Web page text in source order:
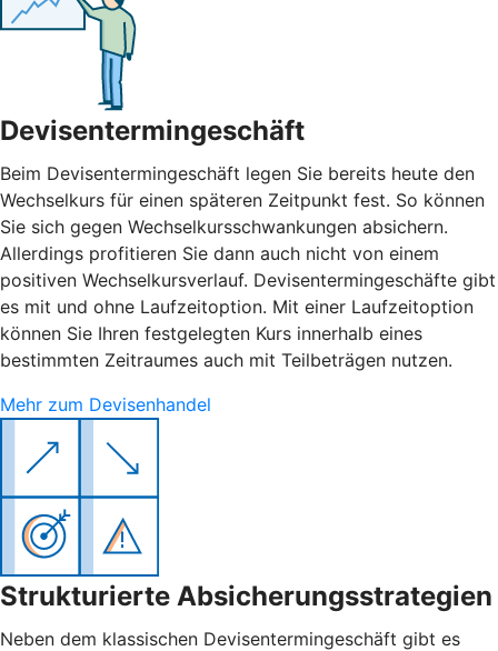
Devisentermingeschäft
Beim Devisentermingeschäft legen Sie bereits heute den
Wechselkurs für einen späteren Zeitpunkt fest. So können
Sie sich gegen Wechselkursschwankungen absichern.
Allerdings profitieren Sie dann auch nicht von einem
positiven Wechselkursverlauf. Devisentermingeschäfte gibt
es mit und ohne Laufzeitoption. Mit einer Laufzeitoption
können Sie Ihren festgelegten Kurs innerhalb eines
bestimmten Zeitraumes auch mit Teilbeträgen nutzen.
Mehr zum Devisenhandel
Strukturierte Absicherungsstrategien
Neben dem klassischen Devisentermingeschäft gibt es